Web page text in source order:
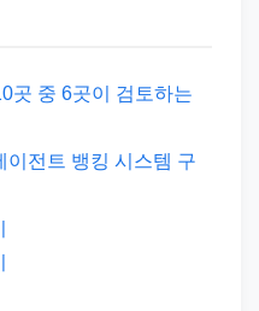
곳 중 6곳이 검토하는
전트 뱅킹 시스템 구